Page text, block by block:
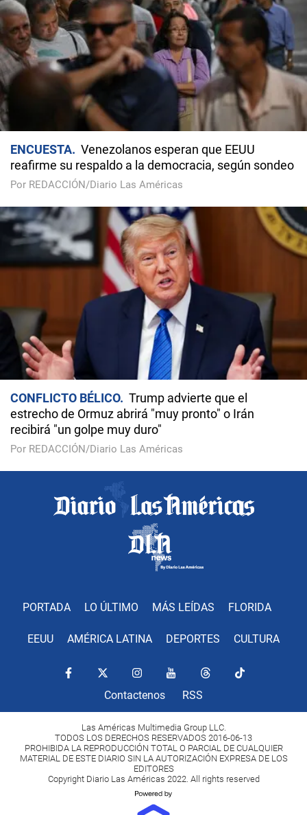
ENCUESTA
Venezolanos esperan que EEUU
reafirme su respaldo a la democracia, según sondeo
Por REDACCIÓN/Diario Las Américas
CONFLICTO BÉLICO
Trump advierte que el
estrecho de Ormuz abrirá "muy pronto" o Irán
recibirá "un golpe muy duro"
Por REDACCIÓN/Diario Las Américas
PORTADA LO ÚLTIMO MÁS LEÍDAS FLORIDA
EEUU AMÉRICA LATINA DEPORTES CULTURA
Contactenos RSS
Las Américas Multimedia Group LLC.
TODOS LOS DERECHOS RESERVADOS 2016-06-13
PROHIBIDA LA REPRODUCCIÓN TOTAL O PARCIAL DE CUALQUIER
MATERIAL DE ESTE DIARIO SIN LA AUTORIZACIÓN EXPRESA DE LOS
EDITORES
Copyright Diario Las Américas 2022. All rights reserved